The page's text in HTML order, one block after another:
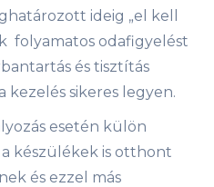
ideig „el kell
folyamatos odafigyelést
és tisztítás
sikeres legyen.
esetén külön
készülékek is otthont
és ezzel más